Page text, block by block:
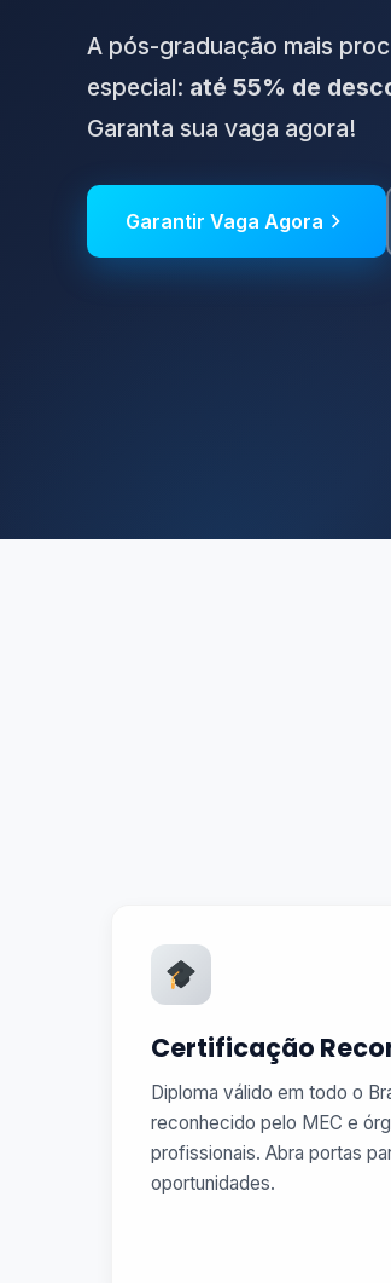
A pós-graduação mais
especial: até 55% de
Garanta sua vaga agora!
Garantir Vaga Agora
Certificação
Diploma válido em todo o
reconhecido pelo MEC e
profissionais. Abra portas
oportunidades.